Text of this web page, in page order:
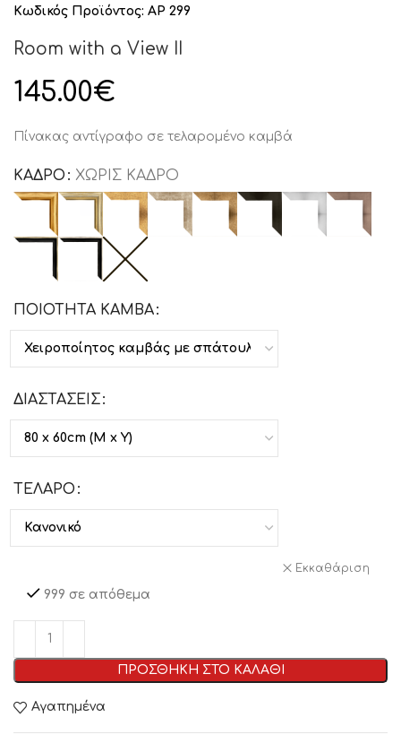
Κωδικός Προϊόντος: AP 299
Room with a View II
145.00€
Πίνακας αντίγραφο σε τελαρομένο καμβά
ΚΑΔΡΟ ΧΩΡΙΣ ΚΑΔΡΟ
ΠΟΙΟΤΗΤΑ ΚΑΜΒΑ
ΔΙΑΣΤΑΣΕΙΣ
ΤΕΛΑΡΟ
Εκκαθάριση
999 σε απόθεμα
ΠΡΟΣΘΗΚΗ ΣΤΟ ΚΑΛΑΘΙ
Αγαπημένα